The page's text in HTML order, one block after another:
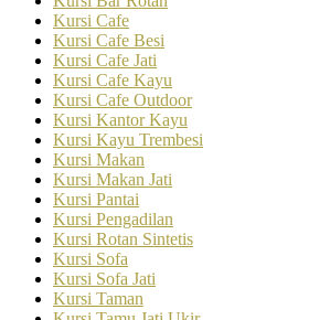
Kursi Cafe
Kursi Cafe Besi
Kursi Cafe Jati
Kursi Cafe Kayu
Kursi Cafe Outdoor
Kursi Kantor Kayu
Kursi Kayu Trembesi
Kursi Makan
Kursi Makan Jati
Kursi Pantai
Kursi Pengadilan
Kursi Rotan Sintetis
Kursi Sofa
Kursi Sofa Jati
Kursi Taman